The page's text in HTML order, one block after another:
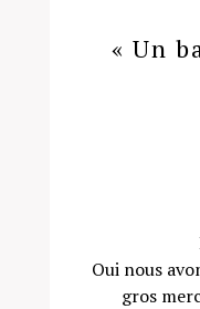
« Un
Oui nous
gros